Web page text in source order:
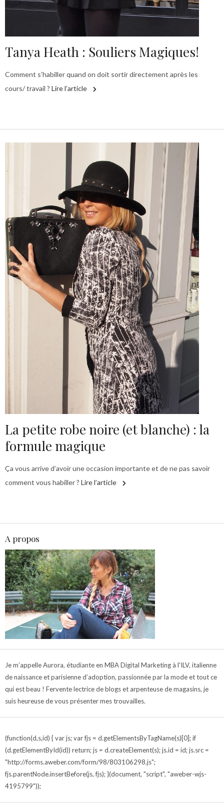
Tanya Heath : Souliers Magiques!
Comment s’habiller quand on doit sortir directement après les
cours/ travail ? Lire l’article
La petite robe noire (et blanche) : la
formule magique
Ça vous arrive d’avoir une occasion importante et de ne pas savoir
comment vous habiller ? Lire l’article
A propos
Je m’appelle Aurora, étudiante en MBA Digital Marketing à l'ILV, italienne
de naissance et parisienne d’adoption, passionnée par la mode et tout ce
qui est beau ! Fervente lectrice de blogs et arpenteuse de magasins, je
suis heureuse de vous présenter mes trouvailles.
(function(d,s,id) { var js; var fjs = d.getElementsByTagName(s)[0]; if
(d.getElementById(id)) return; js = d.createElement(s); js.id = id; js.src =
"http://forms.aweber.com/form/98/803106298.js";
fjs.parentNode.insertBefore(js, fjs); }(document, "script", "aweber-wjs-
4195799"));